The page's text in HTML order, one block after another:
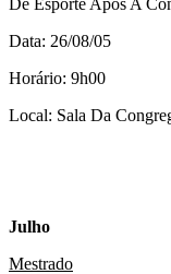
Data: 26/08/05
Horário: 9h00
Local: Sala Da
Julho
Mestrado